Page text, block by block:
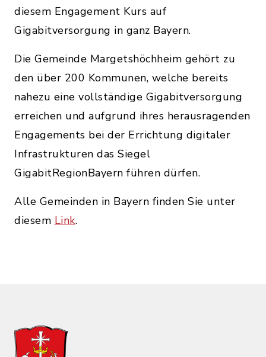
diesem Engagement Kurs auf
Gigabitversorgung in ganz Bayern.
Die Gemeinde Margetshöchheim gehört zu
den über 200 Kommunen, welche bereits
nahezu eine vollständige Gigabitversorgung
erreichen und aufgrund ihres herausragenden
Engagements bei der Errichtung digitaler
Infrastrukturen das Siegel
GigabitRegionBayern führen dürfen.
Alle Gemeinden in Bayern finden Sie unter
diesem Link.